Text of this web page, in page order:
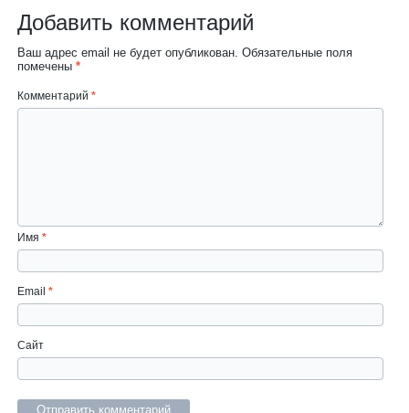
Добавить комментарий
Ваш адрес email не будет опубликован. Обязательные поля
помечены*
Комментарий*
Имя*
Email*
Сайт